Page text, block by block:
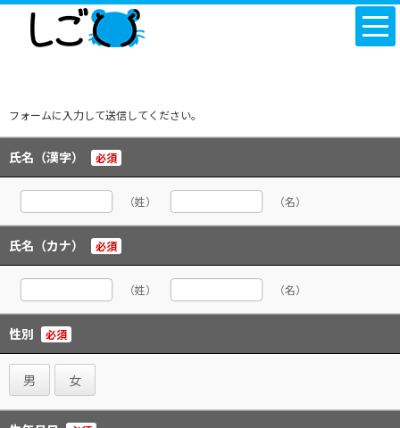
フォームに入力して送信してください。
氏名（漢字） 必須
（姓） （名）
氏名（カナ） 必須
（姓） （名）
性別 必須
男 女